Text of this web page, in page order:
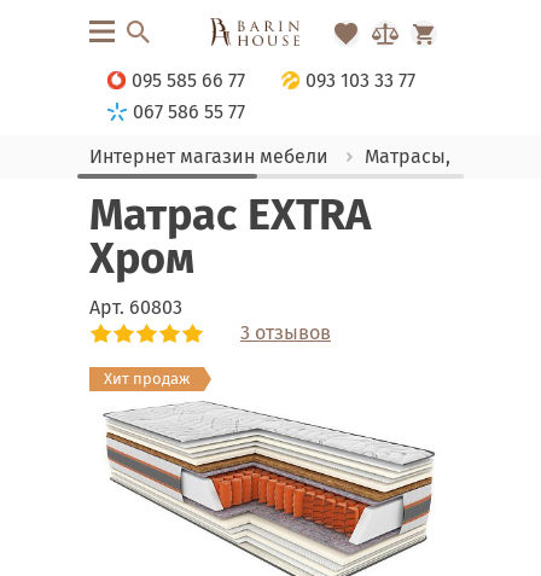
095 585 66 77
093 103 33 77
067 586 55 77
Интернет магазин мебели
Матрасы, текстиль
Матрас EXTRA
Хром
Арт. 60803
3 отзывов
Хит продаж
Link
Link
Link
Link